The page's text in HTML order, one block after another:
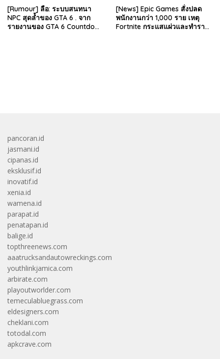
[Rumour] ลือ: ระบบสนทนา
NPC สุดล้ำของ GTA 6 . จาก
รายงานของ GTA 6 Countdown
[News] Epic Games สั่งปลด
พนักงานกว่า 1,000 ราย เหตุ
Fortnite กระแสแผ่วและทำราย
pancoran.id
jasmani.id
cipanas.id
eksklusif.id
inovatif.id
xenia.id
wamena.id
parapat.id
penatapan.id
balige.id
topthreenews.com
aaatrucksandautowreckings.com
youthlinkjamica.com
arbirate.com
playoutworlder.com
temeculabluegrass.com
eldesigners.com
cheklani.com
totodal.com
apkcrave.com